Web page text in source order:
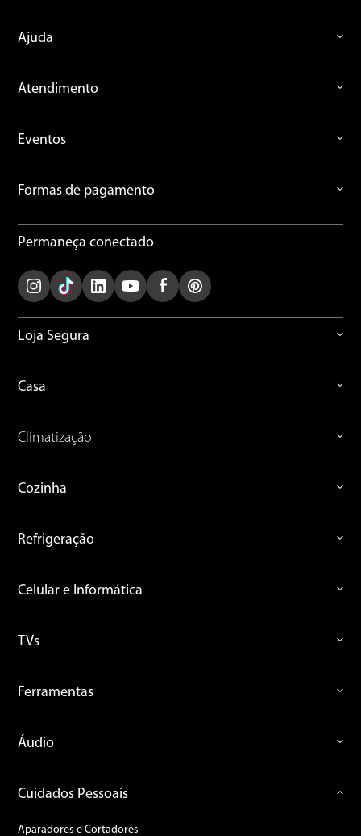
Endereço de email
Escreva uma avaliação
ENVIAR AVALIAÇÃO
Ajuda
Atendimento
Eventos
Formas de pagamento
Permaneça conectado
Loja Segura
Casa
Climatização
Cozinha
Refrigeração
Celular e Informática
TVs
Ferramentas
Áudio
Cuidados Pessoais
Aparadores e Cortadores